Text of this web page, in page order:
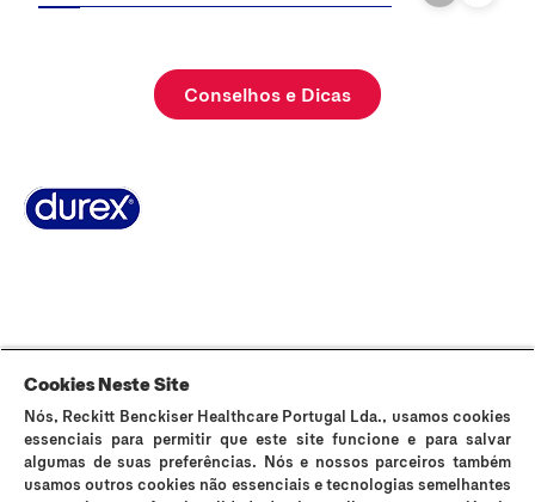
Conselhos e Dicas
Os preservativos Durex são dispositivos médicos de uso único e podem
ser utilizados para fins contracetivos e prevenção da transmissão de
infeções sexualmente transmissíveis (IST). Durex Lubrificantes e Durex
Massage 2in1 são dispositivos médicos que suavizam a secura vaginal e
Cookies Neste Site
Nós, Reckitt Benckiser Healthcare Portugal Lda., usamos cookies
essenciais para permitir que este site funcione e para salvar
algumas de suas preferências. Nós e nossos parceiros também
usamos outros cookies não essenciais e tecnologias semelhantes